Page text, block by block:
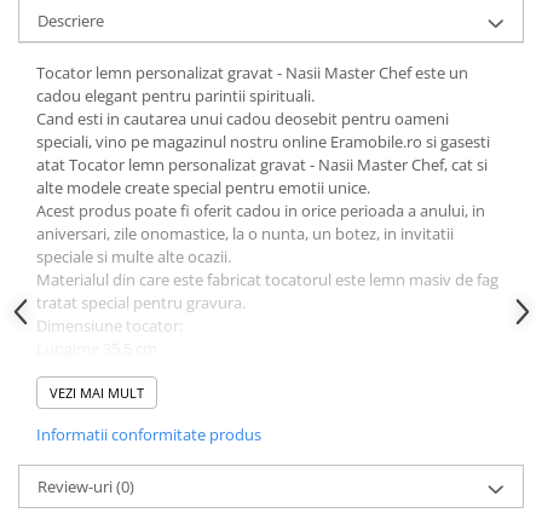
Descriere
Tocator lemn personalizat gravat - Nasii Master Chef este un
cadou elegant pentru parintii spirituali.
Cand esti in cautarea unui cadou deosebit pentru oameni
speciali, vino pe magazinul nostru online Eramobile.ro si gasesti
atat Tocator lemn personalizat gravat - Nasii Master Chef, cat si
alte modele create special pentru emotii unice.
Acest produs poate fi oferit cadou in orice perioada a anului, in
aniversari, zile onomastice, la o nunta, un botez, in invitatii
speciale si multe alte ocazii.
Materialul din care este fabricat tocatorul este lemn masiv de fag
tratat special pentru gravura.
Dimensiune tocator:
Latime 16 cm
Grosime 1,5 cm.
de spalat vase.
VEZI MAI MULT
Informatii conformitate produs
Review-uri(0)